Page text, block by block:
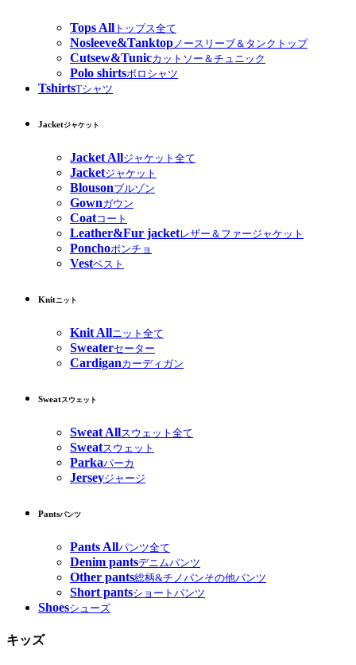
Tops All トップス全て
Nosleeve&Tanktop ノースリーブ＆タンクトップ
Cutsew&Tunicカットソー＆チュニック
Polo shirtsポロシャツ
TshirtsTシャツ
Jacketジャケット
Jacket Allジャケット全て
Jacketジャケット
Blousonブルゾン
Gownガウン
Coatコート
Leather&Fur jacketレザー＆ファージャケット
Ponchoポンチョ
Vestベスト
Knitニット
Knit Allニット全て
Sweaterセーター
Cardiganカーディガン
Sweatスウェット
Sweat Allスウェット全て
Sweatスウェット
Parkaパーカ
Jerseyジャージ
Pantsパンツ
Pants Allパンツ全て
Denim pantsデニムパンツ
Other pants総柄&チノパンその他パンツ
Short pantsショートパンツ
Shoesシューズ
キッズ